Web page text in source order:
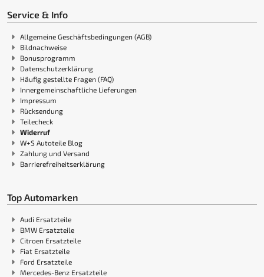
Service & Info
Allgemeine Geschäftsbedingungen (AGB)
Bildnachweise
Bonusprogramm
Datenschutzerklärung
Häufig gestellte Fragen (FAQ)
Innergemeinschaftliche Lieferungen
Impressum
Rücksendung
Teilecheck
Widerruf
W+S Autoteile Blog
Zahlung und Versand
Barrierefreiheitserklärung
Top Automarken
Audi Ersatzteile
BMW Ersatzteile
Citroen Ersatzteile
Fiat Ersatzteile
Ford Ersatzteile
Mercedes-Benz Ersatzteile